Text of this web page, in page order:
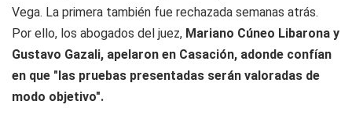
Vega. La primera también fue rechazada semanas atrás.
Por ello, los abogados del juez, Mariano Cúneo Libarona y
Gustavo Gazali, apelaron en Casación, adonde confían
en que "las pruebas presentadas serán valoradas de
modo objetivo".